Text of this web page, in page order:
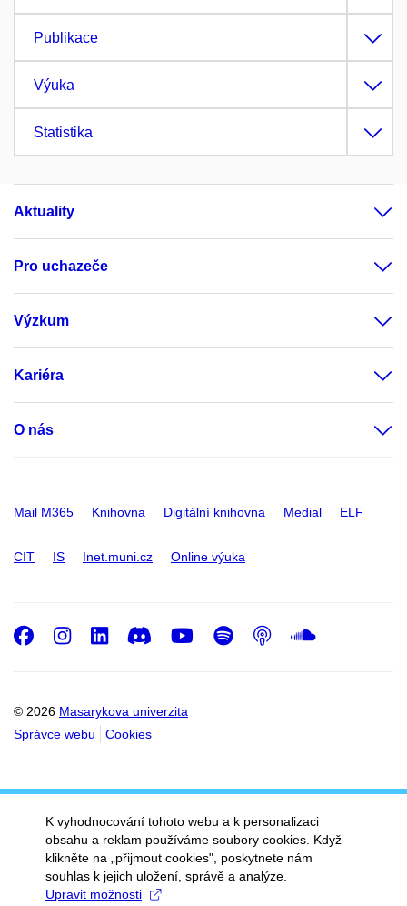
Publikace
Výuka
Statistika
Aktuality
Pro uchazeče
Výzkum
Kariéra
O nás
Mail M365 Knihovna Digitální knihovna Medial ELF
CIT IS Inet.muni.cz Online výuka
© 2026 Masarykova univerzita
Správce webu
Cookies
Facebook
Instagram
LinkedIn
DiscordYoutube
Spotify
Podcast
K vyhodnocování tohoto webu a k personalizaci
obsahu a reklam používáme soubory cookies. Když
klikněte na „přijmout cookies", poskytnete nám
souhlas k jejich uložení, správě a analýze.
Upravit možnosti